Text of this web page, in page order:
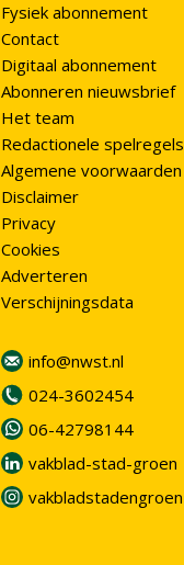
Fysiek abonnement
Contact
Digitaal abonnement
Abonneren nieuwsbrief
Het team
Redactionele spelregels
Algemene voorwaarden
Disclaimer
Privacy
Cookies
Adverteren
Verschijningsdata
info@nwst.nl
024-3602454
06-42798144
vakblad-stad-groen
vakbladstadengroen